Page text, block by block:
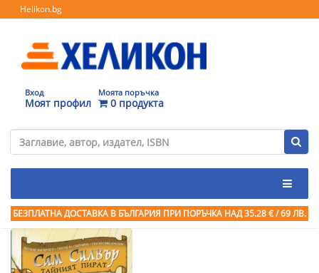
Helikon.bg
Вход
Моят профил
Моята поръчка
0 продукта
БЕЗПЛАТНА ДОСТАВКА В БЪЛГАРИЯ ПРИ ПОРЪЧКА НАД 35.28 € / 69 ЛВ.